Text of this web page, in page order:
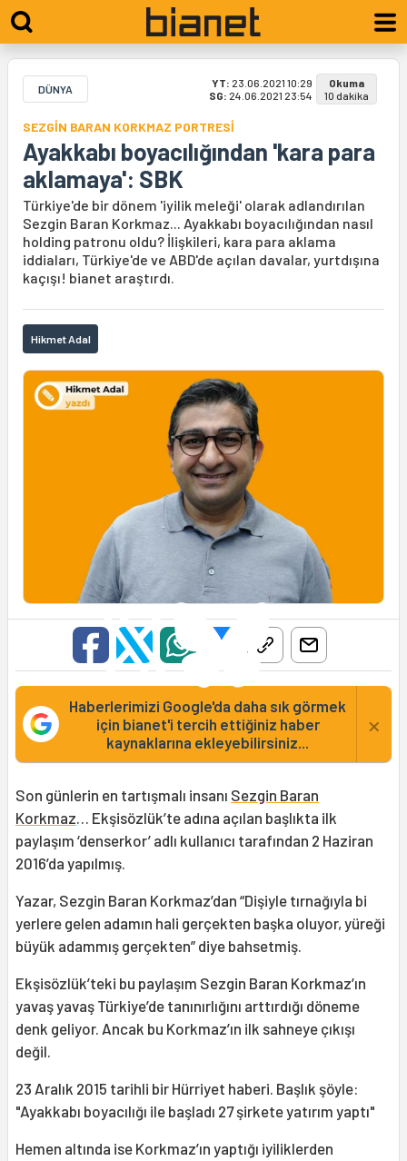
DÜNYA YT: 23.06.2021 10:29
SG: 24.06.2021 23:54
Okuma
10 dakika
SEZGİN BARAN KORKMAZ PORTRESİ
Ayakkabı boyacılığından 'kara para
aklamaya': SBK
Türkiye'de bir dönem 'iyilik meleği' olarak adlandırılan
Sezgin Baran Korkmaz... Ayakkabı boyacılığından nasıl
holding patronu oldu? İlişkileri, kara para aklama
iddiaları, Türkiye'de ve ABD'de açılan davalar, yurtdışına
kaçışı! bianet araştırdı.
Hikmet Adal
Haberlerimizi Google'da daha sık görmek
için bianet'i tercih ettiğiniz haber
kaynaklarına ekleyebilirsiniz...
×
Son günlerin en tartışmalı insanı Sezgin Baran
Korkmaz… Ekşisözlük’te adına açılan başlıkta ilk
paylaşım ‘denserkor’ adlı kullanıcı tarafından 2 Haziran
2016’da yapılmış.
Yazar, Sezgin Baran Korkmaz’dan “Dişiyle tırnağıyla bi
yerlere gelen adamın hali gerçekten başka oluyor, yüreği
büyük adammış gerçekten” diye bahsetmiş.
Ekşisözlük’teki bu paylaşım Sezgin Baran Korkmaz’ın
yavaş yavaş Türkiye’de tanınırlığını arttırdığı döneme
denk geliyor. Ancak bu Korkmaz’ın ilk sahneye çıkışı
değil.
23 Aralık 2015 tarihli bir Hürriyet haberi. Başlık şöyle:
"Ayakkabı boyacılığı ile başladı 27 şirkete yatırım yaptı"
Hemen altında ise Korkmaz’ın yaptığı iyiliklerden